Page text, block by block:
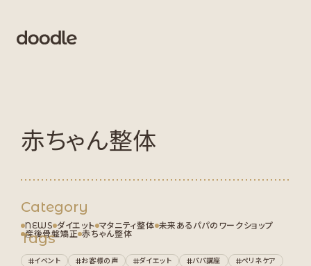
赤ちゃん整体
Category
NEWS ダイエット マタニティ整体 未来あるパパのワークショップ
産後骨盤矯正 赤ちゃん整体
Tags
イベント お客様の声 ダイエット パパ講座
ペリネケア